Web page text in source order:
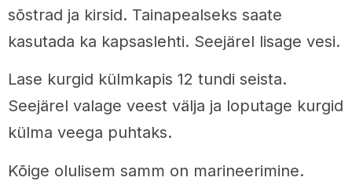
sõstrad ja kirsid. Tainapealseks saate
kasutada ka kapsaslehti. Seejärel lisage vesi.
Lase kurgid külmkapis 12 tundi seista.
Seejärel valage veest välja ja loputage kurgid
külma veega puhtaks.
Kõige olulisem samm on marineerimine.